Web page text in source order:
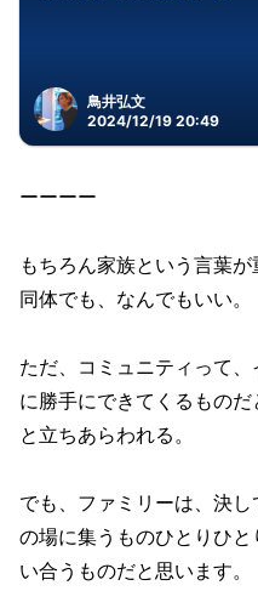
鳥井弘文
2024/12/19 20:49
ーーーー
もちろん家族という言葉
同体でも、なんでもいい。
ただ、コミュニティって
に勝手にできてくるもの
と立ちあらわれる。
でも、ファミリーは、決
の場に集うものひとりひ
い合うものだと思います。